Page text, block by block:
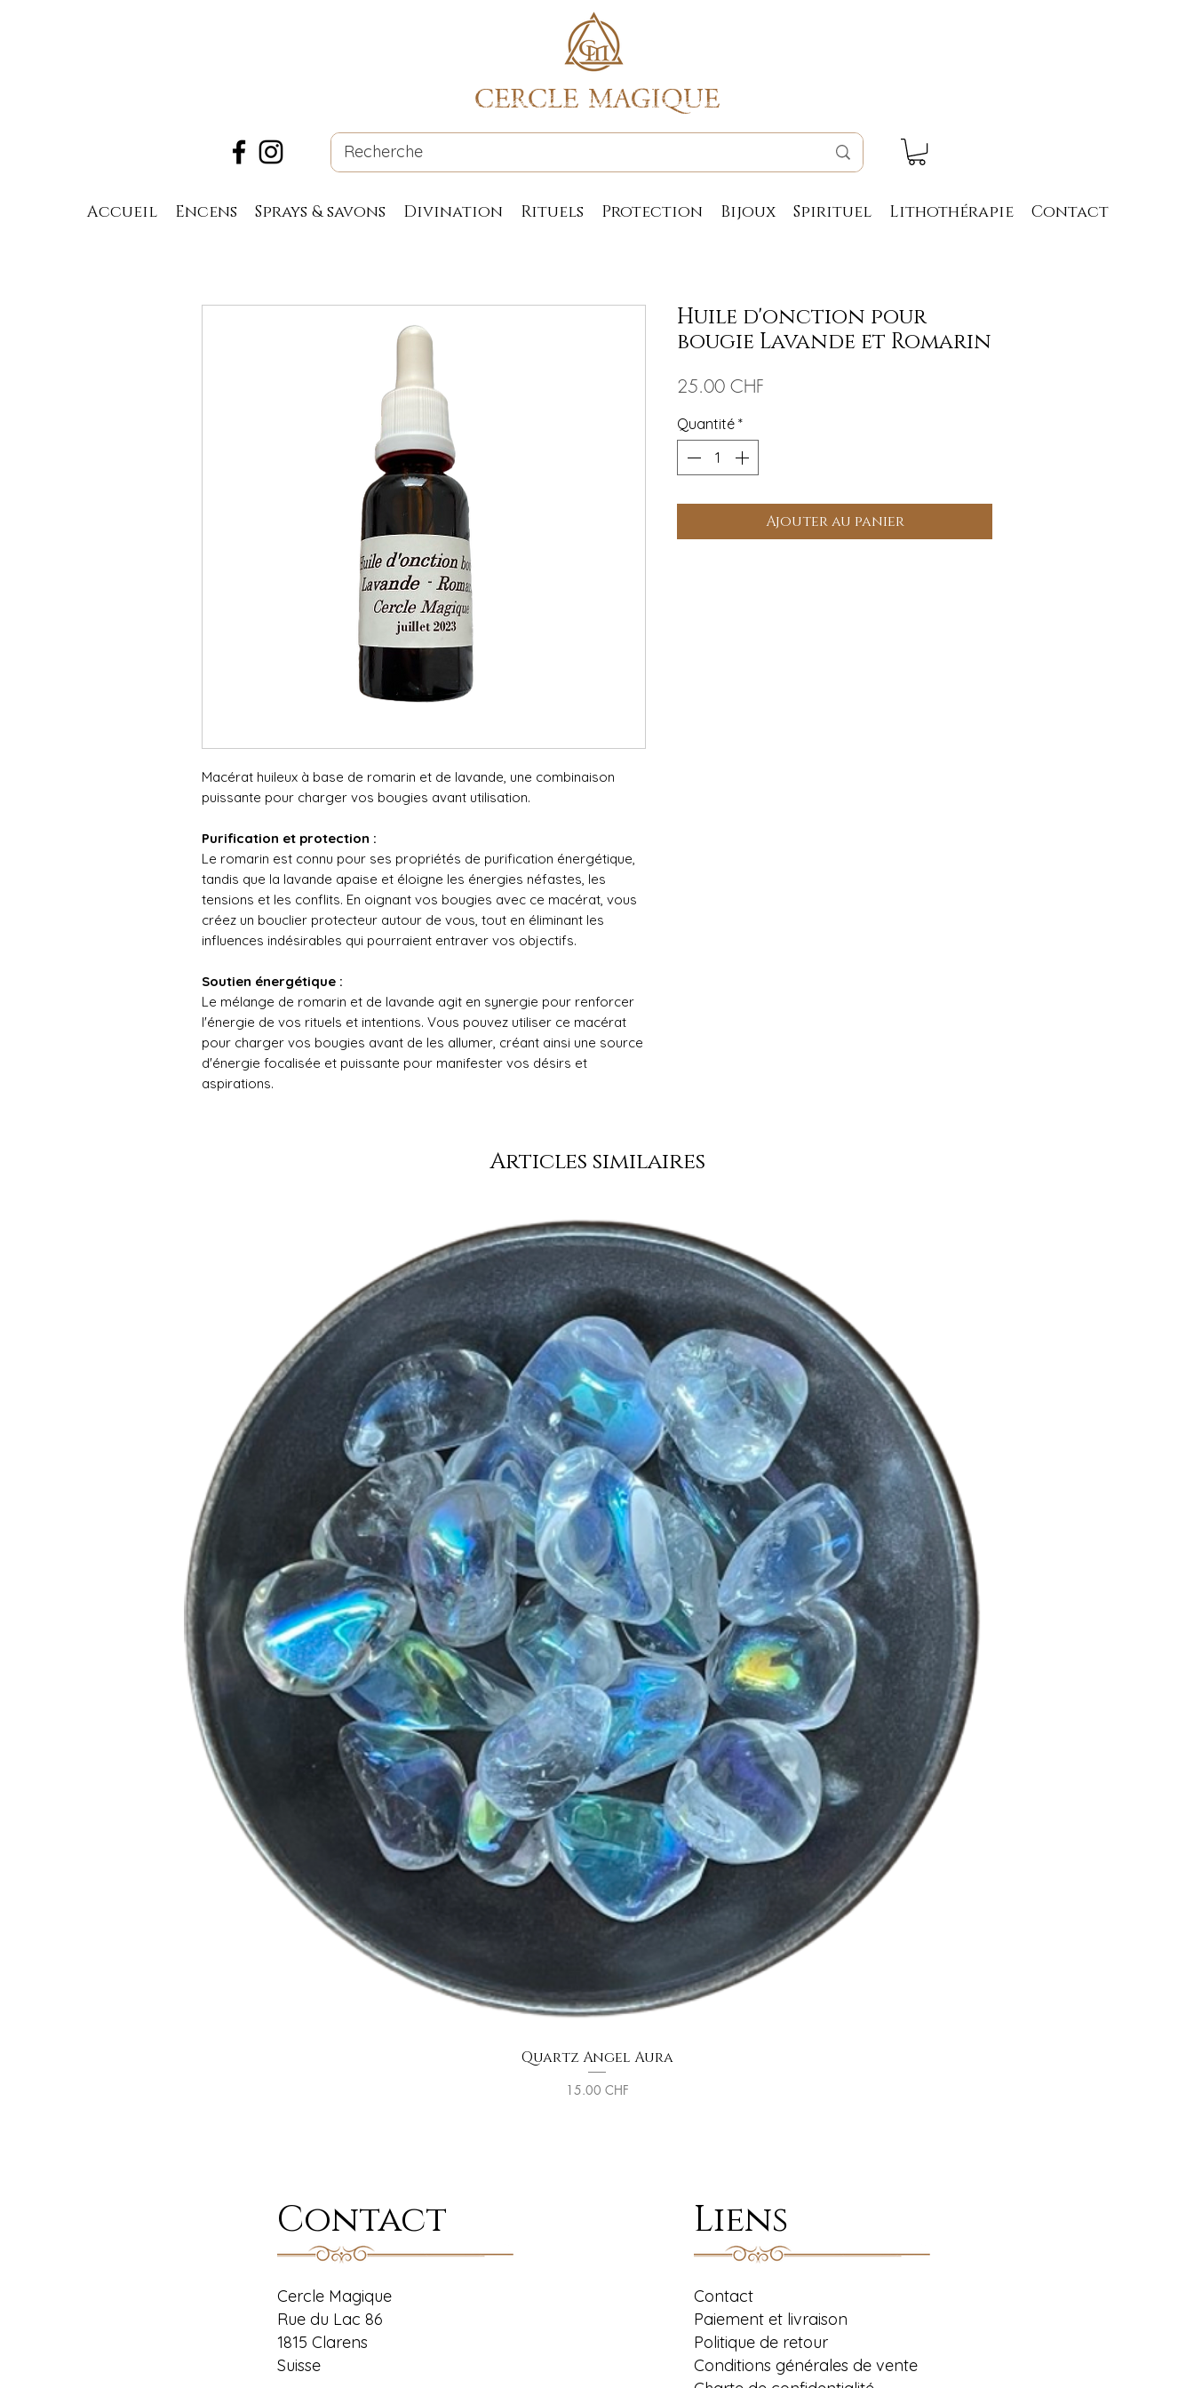
CERCLE MAGIQUE
Accueil Encens Sprays & savons Divination Rituels Protection Bijoux Spirituel Lithothérapie Contact
Macérat huileux à base de romarin et de lavande, une combinaison
puissante pour charger vos bougies avant utilisation.
Purification et protection :
Le romarin est connu pour ses propriétés de purification énergétique,
tandis que la lavande apaise et éloigne les énergies néfastes, les
tensions et les conflits. En oignant vos bougies avec ce macérat, vous
créez un bouclier protecteur autour de vous, tout en éliminant les
influences indésirables qui pourraient entraver vos objectifs.
Soutien énergétique :
Le mélange de romarin et de lavande agit en synergie pour renforcer
l'énergie de vos rituels et intentions. Vous pouvez utiliser ce macérat
pour charger vos bougies avant de les allumer, créant ainsi une source
d'énergie focalisée et puissante pour manifester vos désirs et
aspirations.
Huile d'onction pour
bougie Lavande et Romarin
25.00 CHF
Quantité *
Ajouter au panier
Articles similaires
Aperçu rapide
Quartz Angel Aura
Prix
15.00 CHF
Contact
Cercle Magique
Rue du Lac 86
1815 Clarens
Suisse
Liens
Contact
Paiement et livraison
Politique de retour
Conditions générales de vente